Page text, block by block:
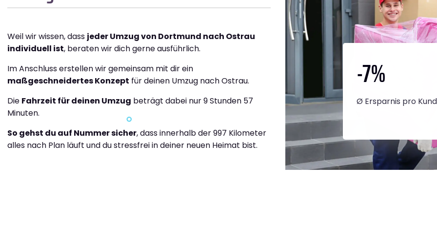
Weil wir wissen, dass jeder Umzug von Dortmund nach Ostrau
individuell ist, beraten wir dich gerne ausführlich.
Im Anschluss erstellen wir gemeinsam mit dir ein
maßgeschneidertes Konzept für deinen Umzug nach Ostrau.
Die Fahrzeit für deinen Umzug beträgt dabei nur 9 Stunden 57
Minuten.
So gehst du auf Nummer sicher, dass innerhalb der 997 Kilometer
alles nach Plan läuft und du stressfrei in deiner neuen Heimat bist.
-7%
Ø Ersparnis pro